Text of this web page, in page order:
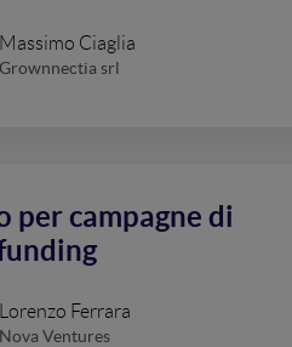
Massimo Ciaglia
Grownnectia srl
per campagne di
Lorenzo Ferrara
Nova Ventures